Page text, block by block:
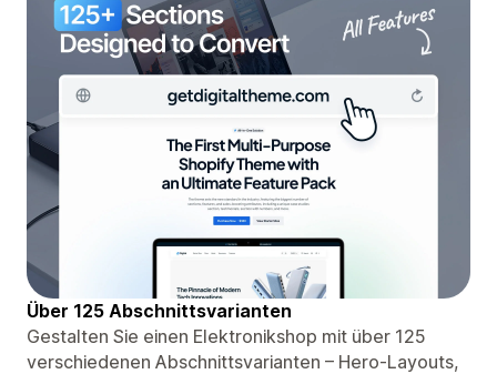
Über 125 Abschnittsvarianten
Gestalten Sie einen Elektronikshop mit über 125
verschiedenen Abschnittsvarianten – Hero-Layouts,